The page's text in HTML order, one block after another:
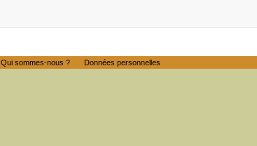
Qui sommes-nous ? Données personnelles